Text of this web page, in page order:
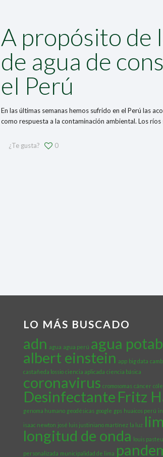
A propósito de
de agua de
el Perú
En las últimas semanas hemos sufrido en el Perú las
como respuesta a la contaminación ambiental. Los
¿Te gusta? 0
LO MÁS BUSCADO
adn agua agua perú agua
albert einstein app big data
castañeda lossio ciencia aplicada ciencia básica
coronavirus cromosomas cáncer
Desinfectante Fritz
genoma humano geodésicas google gps huaicos perú
isaac newton josé luis justiniano martínez la luz
longitud de onda louis
personalizada municipalidad de lima